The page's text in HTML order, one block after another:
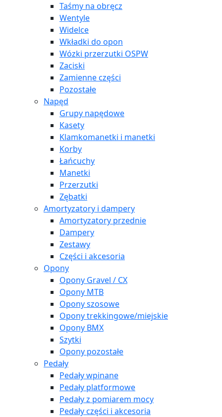
Taśmy na obręcz
Wentyle
Widelce
Wkładki do opon
Wózki przerzutki OSPW
Zaciski
Zamienne części
Pozostałe
Napęd
Grupy napędowe
Kasety
Klamkomanetki i manetki
Korby
Łańcuchy
Manetki
Przerzutki
Zębatki
Amortyzatory i dampery
Amortyzatory przednie
Dampery
Zestawy
Części i akcesoria
Opony
Opony Gravel / CX
Opony MTB
Opony szosowe
Opony trekkingowe/miejskie
Opony BMX
Szytki
Opony pozostałe
Pedały
Pedały wpinane
Pedały platformowe
Pedały z pomiarem mocy
Pedały części i akcesoria